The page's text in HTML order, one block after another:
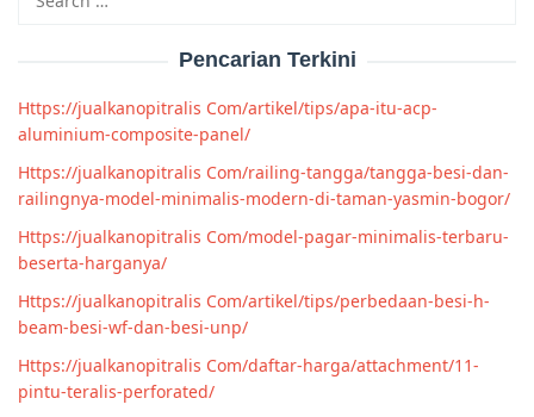
Pencarian Terkini
Https://jualkanopitralis Com/artikel/tips/apa-itu-acp-
aluminium-composite-panel/
Https://jualkanopitralis Com/railing-tangga/tangga-besi-dan-
railingnya-model-minimalis-modern-di-taman-yasmin-bogor/
Https://jualkanopitralis Com/model-pagar-minimalis-terbaru-
beserta-harganya/
Https://jualkanopitralis Com/artikel/tips/perbedaan-besi-h-
beam-besi-wf-dan-besi-unp/
Https://jualkanopitralis Com/daftar-harga/attachment/11-
pintu-teralis-perforated/